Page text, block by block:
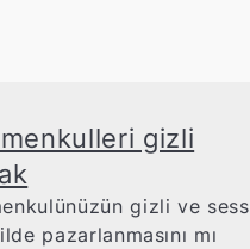
gizli
gizli ve
pazarlanmasını mı